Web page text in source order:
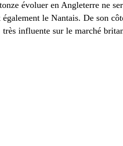
évoluer en Angleterre ne
le Nantais. De son
influente sur le marché